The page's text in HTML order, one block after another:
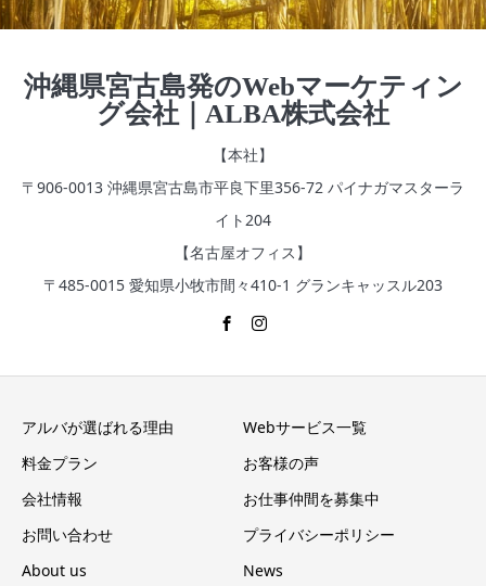
沖縄県宮古島発のWebマーケティン
グ会社｜ALBA株式会社
【本社】
〒906-0013 沖縄県宮古島市平良下里356‐72 パイナガマスターラ
イト204
【名古屋オフィス】
〒485-0015 愛知県小牧市間々410-1 グランキャッスル203
アルバが選ばれる理由
Webサービス一覧
料金プラン
お客様の声
会社情報
お仕事仲間を募集中
お問い合わせ
プライバシーポリシー
About us
News